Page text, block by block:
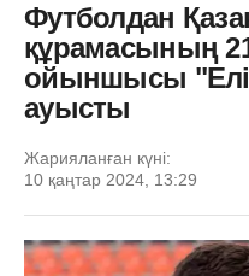
Футболдан
құрамасының
ойыншысы
ауысты
Жарияланған күні:
10 қаңтар 2024, 13:29